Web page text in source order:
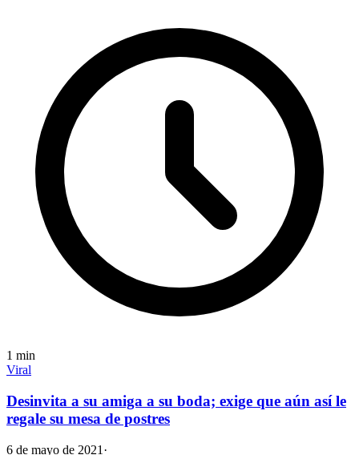
1 min
Viral
Desinvita a su amiga a su boda; exige que aún así le
regale su mesa de postres
6 de mayo de 2021 ·